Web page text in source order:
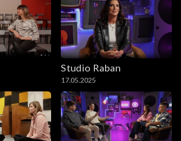
Studio Raban
17.05.2025